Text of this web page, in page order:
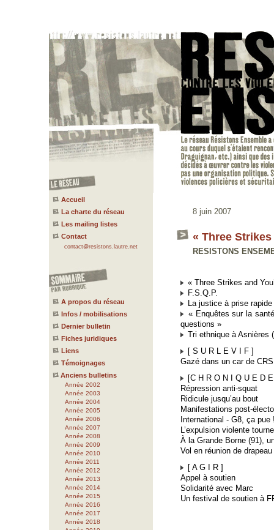
Accueil
La charte du réseau
Les mailing listes
Contact
contact@resistons.lautre.net
A propos du réseau
Infos / mobilisations
Dernier bulletin
Fiches juridiques
Liens
Témoignages
Anciens bulletins
Année 2002
Année 2003
Année 2004
Année 2005
Année 2006
Année 2007
Année 2008
Année 2009
Année 2010
Année 2011
Année 2012
Année 2013
Année 2014
Année 2015
Année 2016
Année 2017
Année 2018
8 juin 2007
« Three Strikes
RESISTONS
« Three Strikes and
F.S.Q.P.
La justice à prise rapide
« Enquêtes sur la
questions »
Tri ethnique à Asnières
[ S U R L E V I F ]
Gazé dans un car de CRS
[C H R O N I Q U E D
Répression anti-squat
Ridicule jusqu’au bout
Manifestations post-
International - G8, ça pue
L’expulsion violente
À la Grande Borne (91),
Vol en réunion de
[ A G I R ]
Appel à soutien
Solidarité avec Marc
Un festival de soutien à